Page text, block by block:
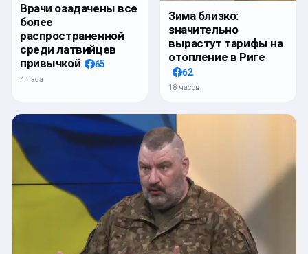
Врачи озадачены все
более
распространенной
среди латвийцев
привычкой
65
4 часа
Зима близко:
значительно
вырастут тарифы на
отопление в Риге
62
18 часов